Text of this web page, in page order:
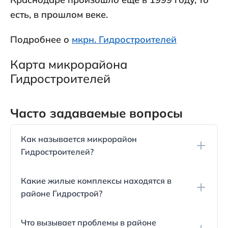
есть, в прошлом веке.
Подробнее о мкрн. Гидростроителей
Карта микрорайона
Гидростроителей
Часто задаваемые вопросы
Как называется микрорайон
Гидростроителей?
как район Гидрострой в городе Краснодар.
Какие жилые комплексы находятся в
районе Гидрострой?
Что вызывает проблемы в районе